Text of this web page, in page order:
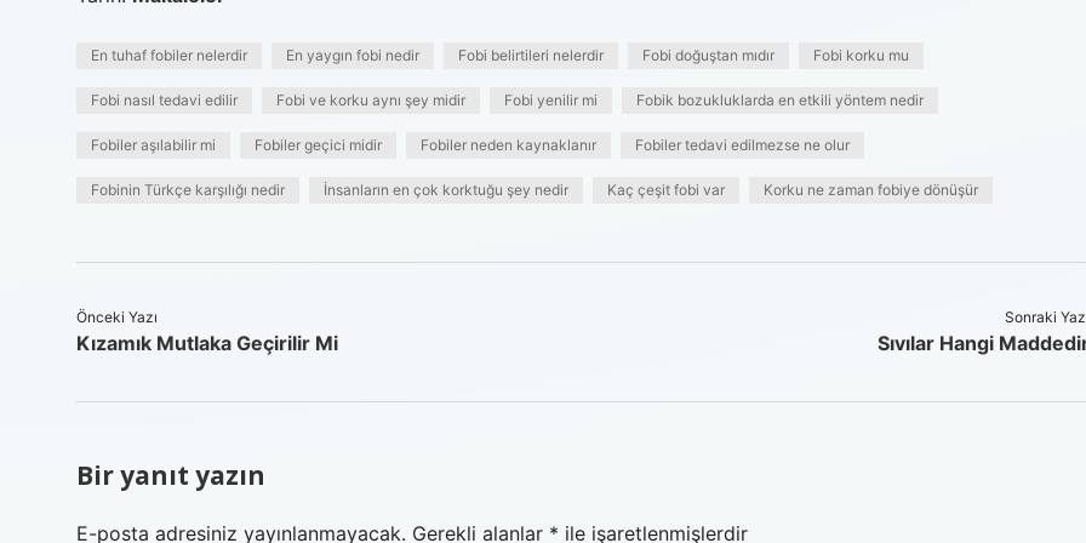
En tuhaf fobiler nelerdir En yaygın fobi nedir Fobi belirtileri nelerdir Fobi doğuştan mıdır Fobi korku mu
Fobi nasıl tedavi edilir Fobi ve korku aynı şey midir Fobi yenilir mi Fobik bozukluklarda en etkili yöntem nedir
Fobiler aşılabilir mi Fobiler geçici midir Fobiler neden kaynaklanır Fobiler tedavi edilmezse ne olur
Fobinin Türkçe karşılığı nedir İnsanların en çok korktuğu şey nedir Kaç çeşit fobi var Korku ne zaman fobiye dönüşür
Önceki Yazı
Kızamık Mutlaka Geçirilir Mi
Sonraki
Sıvılar Hangi
Bir yanıt yazın
E-posta adresiniz yayınlanmayacak. Gerekli alanlar * ile işaretlenmişlerdir